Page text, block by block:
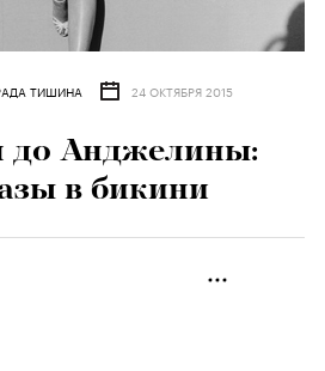
ТИШИНА 24 ОКТЯБРЯ 2015
до Анджелины:
в бикини